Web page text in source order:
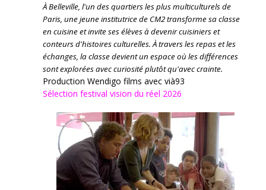
À Belleville, l'un des quartiers les plus multiculturels de
Paris, une jeune institutrice de CM2 transforme sa classe
en cuisine et invite ses élèves à devenir cuisiniers et
conteurs d'histoires culturelles.À travers les repas et les
échanges, la classe devient un espace où les différences
sont explorées avec curiosité plutôt qu'avec crainte.
Production Wendigo films avec vià93
Sélection festival vision du réel 2026